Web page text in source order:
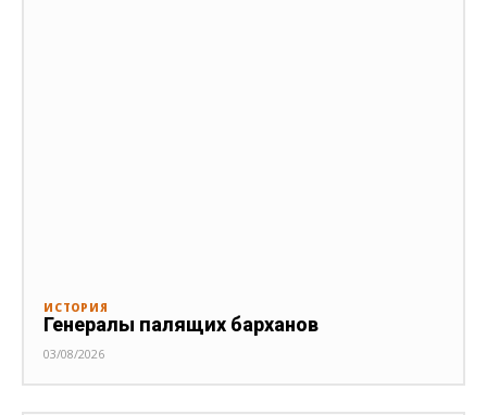
ИСТОРИЯ
Генералы палящих барханов
03/08/2026